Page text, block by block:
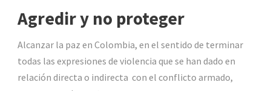
Agredir y no proteger
Alcanzar la paz en Colombia, en el sentido de terminar
todas las expresiones de violencia que se han dado en
relación directa o indirecta con el conflicto armado,